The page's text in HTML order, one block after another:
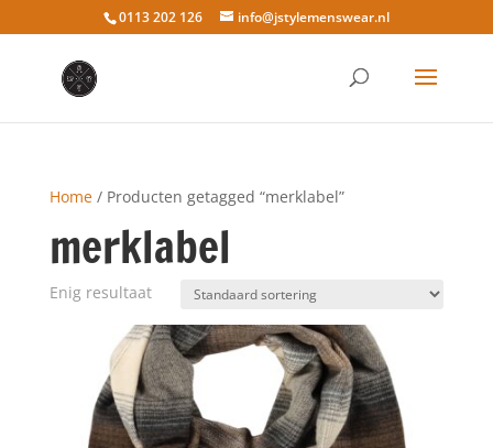
0113 202 126 info@jstylemenswear.nl
Home/ Producten getagged “merklabel”
merklabel
Enig resultaat